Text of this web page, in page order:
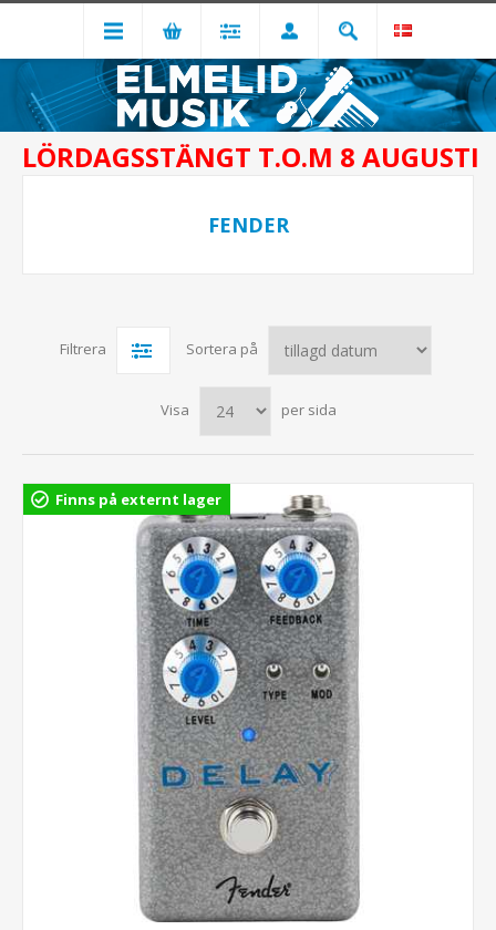
LÖRDAGSSTÄNGT T.O.M 8 AUGUSTI
FENDER
Filtrera Sortera på
Visa per sida
Finns på externt lager